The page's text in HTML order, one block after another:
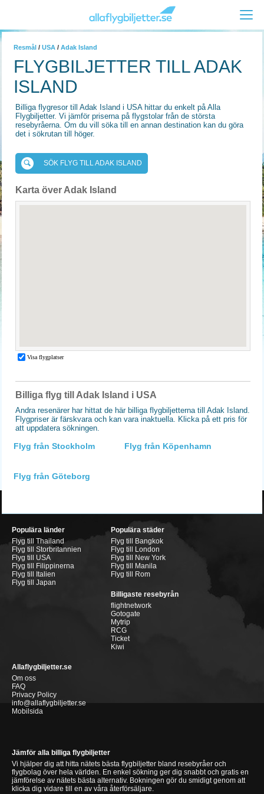
Resmål / USA / Adak Island
FLYGBILJETTER TILL ADAK
ISLAND
Billiga flygresor till Adak Island i USA hittar du enkelt på Alla
Flygbiljetter. Vi jämför priserna på flygstolar från de största
resebyråerna. Om du vill söka till en annan destination kan du göra
det i sökrutan till höger.
SÖK FLYG TILL ADAK ISLAND
Karta över Adak Island
Billiga flyg till Adak Island i USA
Andra resenärer har hittat de här billiga flygbiljetterna till Adak Island.
Flygpriser är färskvara och kan vara inaktuella. Klicka på ett pris för
att uppdatera sökningen.
Flyg från Stockholm Flyg från Köpenhamn
Flyg från Göteborg
Populära länder
Flyg till Thailand
Flyg till Storbritannien
Flyg till USA
Flyg till Filippinerna
Flyg till Italien
Flyg till Japan
Populära städer
Flyg till Bangkok
Flyg till London
Flyg till New York
Flyg till Manila
Flyg till Rom
Billigaste resebyrån
flightnetwork
Gotogate
Mytrip
RCG
Ticket
Kiwi
Allaflygbiljetter.se
Om oss
FAQ
Privacy Policy
info@allaflygbiljetter.se
Mobilsida
Jämför alla billiga flygbiljetter
Vi hjälper dig att hitta nätets bästa flygbiljetter bland resebyråer och
flygbolag över hela världen. En enkel sökning ger dig snabbt och gratis en
jämförelse av nätets bästa alternativ. Bokningen gör du smidigt genom att
klicka dig vidare till en av våra återförsäljare.